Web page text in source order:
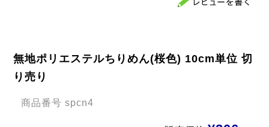
無地ポリエステルちりめん(桜色) 10cm単位 切
り売り
商品番号 spcn4